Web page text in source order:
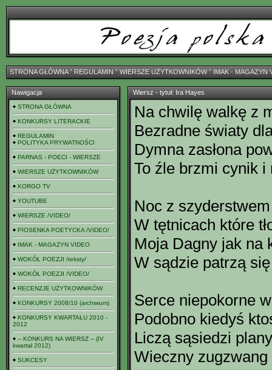
STRONA GŁÓWNAˇ REGULAMIN ˇ WIERSZE UŻYTKOWNIKÓWˇ IMAK - MAGAZYN
Nawigacja
STRONA GŁÓWNA
KONKURSY LITERACKIE
REGULAMIN
POLITYKA PRYWATNOŚCI
PARNAS - POECI - WIERSZE
WIERSZE UŻYTKOWNIKÓW
KORGO TV
YOUTUBE
WIERSZE /VIDEO/
PIOSENKA POETYCKA /VIDEO/
IMAK - MAGAZYN VIDEO
WOKÓŁ POEZJI /teksty/
WOKÓŁ POEZJI /VIDEO/
RECENZJE UŻYTKOWNIKÓW
KONKURSY 2008/10 (archiwum)
KONKURSY KWARTAŁU 2010 -
2012
-- KONKURS NA WIERSZ -- (IV
kwartał 2012)
SUKCESY
Wiersz - tytuł: Ira Hayes
Na chwilę walkę z
Bezradne światy
Dymna zasłona
To źle brzmi cynik i
Noc z
W tętnicach które
Moja Dagny jak na
W sądzie patrzą
Serce niepokorne
Podobno kiedyś
Liczą sąsiedzi
Wieczny